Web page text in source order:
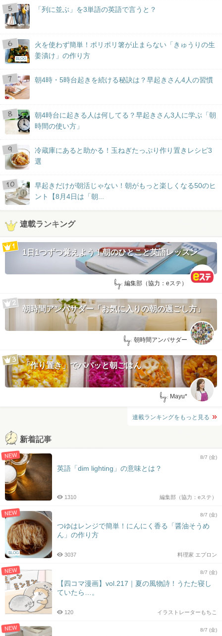
「列に並ぶ」を3単語の英語で言うと？
BLOG
火を使わず簡単！ポリポリ箸が止まらない「きゅうりの生
姜漬け」の作り方
朝4時・5時台起きを続ける秘訣は？早起きさん4人の習慣
朝4時台に起きる人は何してる？早起きさん3人に学ぶ「朝
時間の使い方」
冷蔵庫にあると助かる！玉ねぎたっぷり作り置きレシピ3
選
早起きだけが朝活じゃない！朝がもっと楽しくなる50のヒ
ント【8月4日は「朝...
連載ランキング
1日1つずつ覚えよう！朝のひとこと英語レッスン
by: 編集部（協力：eステ）
朝時間アンバサダー「お気に入りの朝の過ごし方」
by: 朝時間アンバサダー
「作り置き」でパパッと朝ごはん
by: Mayu*
連載ランキングをもっと見る
新着記事
NEW 8/7 (金)
英語「dim lighting」の意味とは？
編集部（協力：eステ）
1310
NEW
BLOG
8/7 (金)
つゆはレンジで簡単！にんにく香る「醤油そうめ
ん」の作り方
料理家 エプロン
3037
NEW 8/7 (金)
【四コマ漫画】vol.217｜夏の風物詩！うたた寝し
ていたら…。
イラストレーターもちこ
120
NEW 8/7 (金)